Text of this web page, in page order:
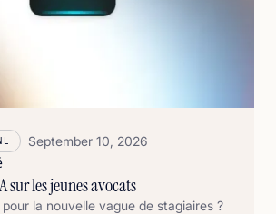
September 10, 2026
les jeunes avocats
la nouvelle vague de stagiaires ?